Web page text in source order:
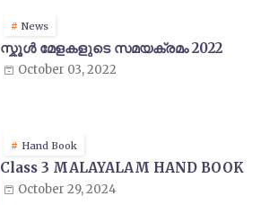
News
സ്കൂൾ മേളകളുടെ സമയക്രമം 2022
October 03, 2022
Hand Book
Class 3 MALAYALAM HAND BOOK
October 29, 2024